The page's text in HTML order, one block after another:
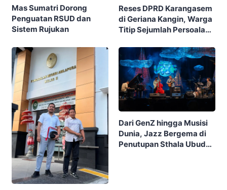
Mas Sumatri Dorong
Penguatan RSUD dan
Sistem Rujukan
Reses DPRD Karangasem
di Geriana Kangin, Warga
Titip Sejumlah Persoalan
Dari GenZ hingga Musisi
Dunia, Jazz Bergema di
Penutupan Sthala Ubud